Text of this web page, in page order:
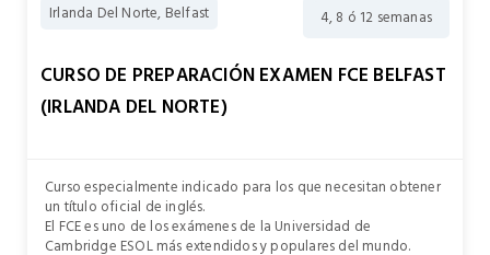
Irlanda Del Norte, Belfast 4, 8 ó 12 semanas
CURSO DE PREPARACIÓN EXAMEN FCE BELFAST
(IRLANDA DEL NORTE)
Curso especialmente indicado para los que necesitan obtener
un título oficial de inglés.
El FCE es uno de los exámenes de la Universidad de
Cambridge ESOL más extendidos y populares del mundo.